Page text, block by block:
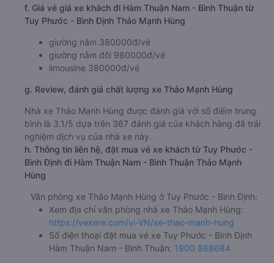
f. Giá vé giá xe khách đi Hàm Thuận Nam - Bình Thuận từ
Tuy Phước - Bình Định Thảo Mạnh Hùng
giường nằm 380000đ/vé
giường nằm đôi 980000đ/vé
limousine 380000đ/vé
g. Review, đánh giá chất lượng xe Thảo Mạnh Hùng
Nhà xe Thảo Mạnh Hùng được đánh giá với số điểm trung
bình là 3.1/5 dựa trên 367 đánh giá của khách hàng đã trải
nghiệm dịch vụ của nhà xe này.
h. Thông tin liên hệ, đặt mua vé xe khách từ Tuy Phước -
Bình Định đi Hàm Thuận Nam - Bình Thuận Thảo Mạnh
Hùng
Văn phòng xe Thảo Mạnh Hùng ở Tuy Phước - Bình Định:
Xem địa chỉ văn phòng nhà xe Thảo Mạnh Hùng:
https://vexere.com/vi-VN/xe-thao-manh-hung
Số điện thoại đặt mua vé xe Tuy Phước - Bình Định
Hàm Thuận Nam - Bình Thuận: 1900 888684